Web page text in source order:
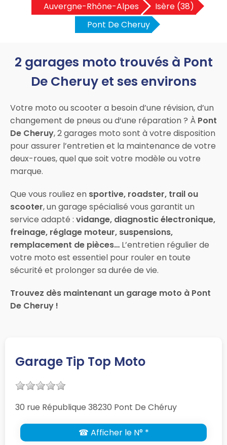
Auvergne-Rhône-Alpes
Isère (38)
Pont De Cheruy
2 garages moto trouvés à Pont
De Cheruy et ses environs
Votre moto ou scooter a besoin d’une révision, d’un
changement de pneus ou d’une réparation ? À Pont
De Cheruy, 2 garages moto sont à votre disposition
pour assurer l’entretien et la maintenance de votre
deux-roues, quel que soit votre modèle ou votre
marque.
Que vous rouliez en sportive, roadster, trail ou
scooter, un garage spécialisé vous garantit un
service adapté : vidange, diagnostic électronique,
freinage, réglage moteur, suspensions,
remplacement de pièces… L’entretien régulier de
votre moto est essentiel pour rouler en toute
sécurité et prolonger sa durée de vie.
Trouvez dès maintenant un garage moto à Pont
De Cheruy !
Garage Tip Top Moto
30 rue République 38230 Pont De Chéruy
☎ Afficher le N° *